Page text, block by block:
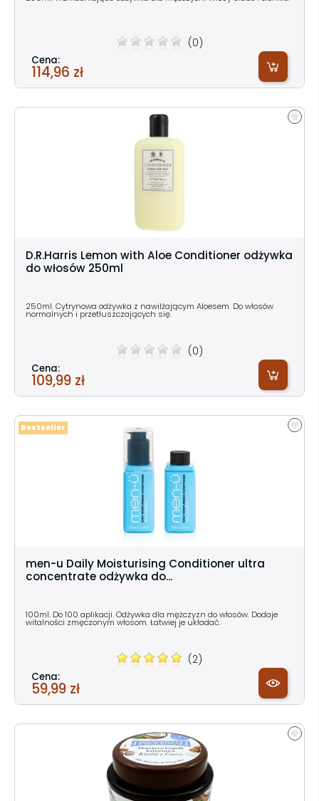
(0)
Cena:
114,96 zł
D.R.Harris Lemon with Aloe Conditioner odżywka
do włosów 250ml
250ml. Cytrynowa odżywka z nawilżającym Aloesem. Do włosów
normalnych i przetłuszczających się.
(0)
Cena:
109,99 zł
men-u Daily Moisturising Conditioner ultra
concentrate odżywka do...
100ml. Do 100 aplikacji. Odżywka dla mężczyzn do włosów. Dodaje
witalności zmęczonym włosom. Łatwiej je układać.
(2)
Cena:
59,99 zł
Bestseller